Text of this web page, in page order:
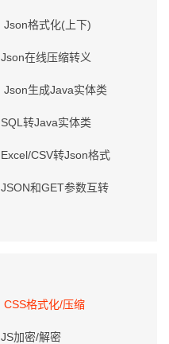
Json格式化(上下)
Json在线压缩转义
Json生成Java实体类
SQL转Java实体类
Excel/CSV转Json格式
JSON和GET参数互转
CSS格式化/压缩
JS加密/解密